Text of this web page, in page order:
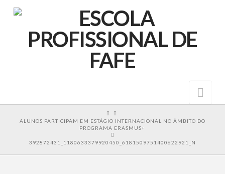
HOME
ALUNOS PARTICIPAM EM ESTÁGIO INTERNACIONAL NO ÂMBITO DO
PROGRAMA ERASMUS+
392872431_1180633379920450_6181509751400622921_N